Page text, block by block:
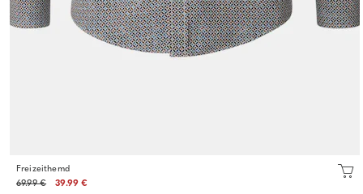
Freizeithemd
69.99 €
39.99 €